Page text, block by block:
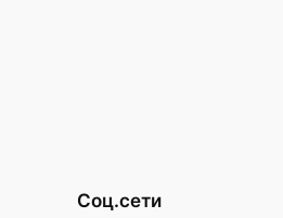
Соц.сети